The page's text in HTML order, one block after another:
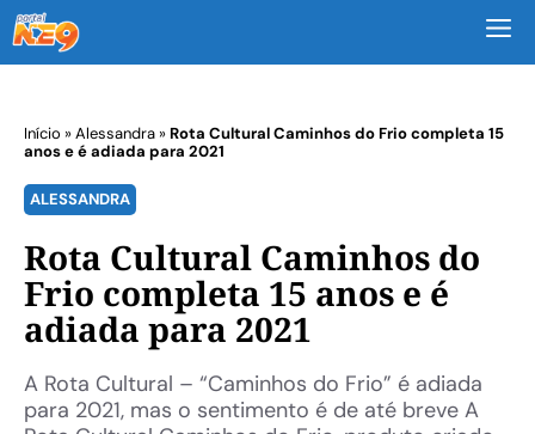
Início »Alessandra»Rota Cultural Caminhos do Frio completa 15
anos e é adiada para 2021
ALESSANDRA
Rota Cultural Caminhos do
Frio completa 15 anos e é
adiada para 2021
A Rota Cultural – “Caminhos do Frio” é adiada
para 2021, mas o sentimento é de até breve A